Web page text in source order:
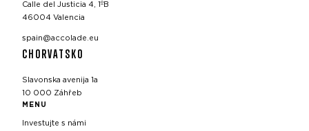
Calle del Justicia 4, 1ºB
46004 Valencia
spain@accolade.eu
CHORVATSKO
Slavonska avenija 1a
10 000 Záhřeb
MENU
Investujte s námi